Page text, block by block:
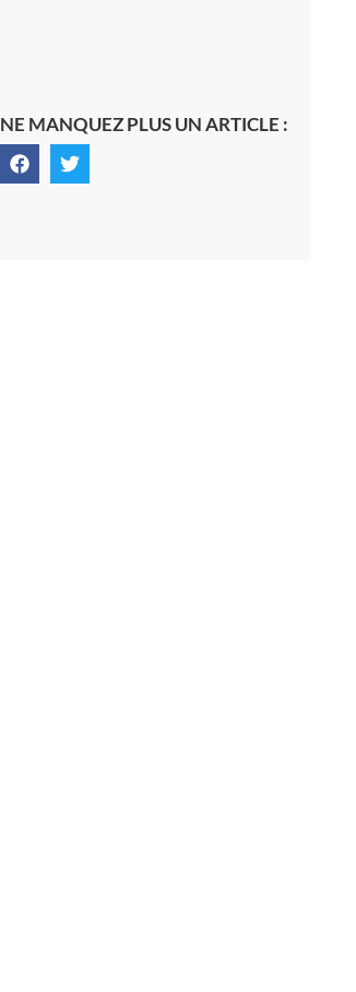
NE MANQUEZ PLUS UN ARTICLE :